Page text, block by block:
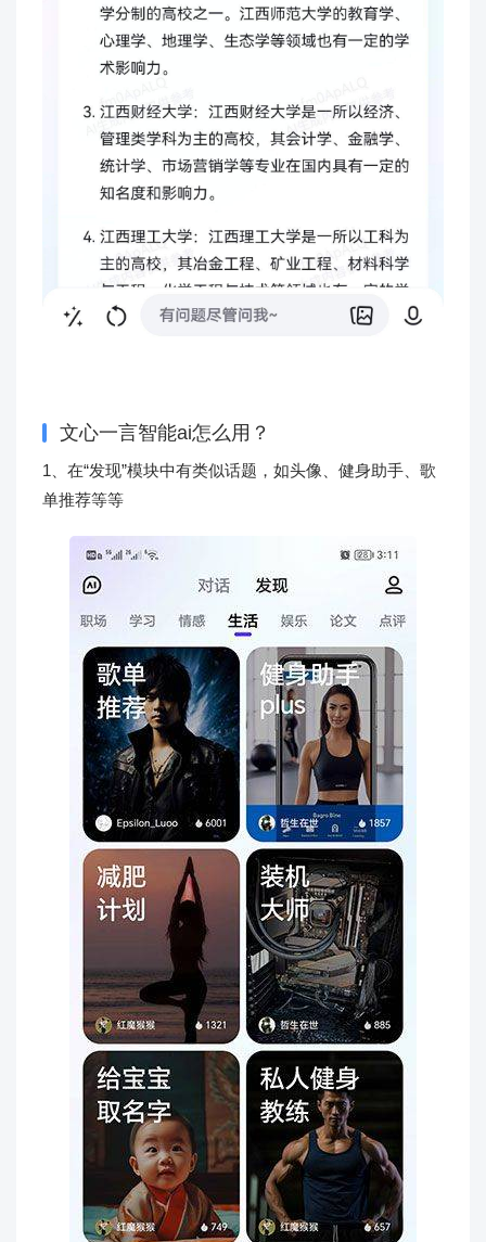
文心一言智能ai怎么用？
1、在“发现”模块中有类似话题，如头像、健身助手、歌
单推荐等等